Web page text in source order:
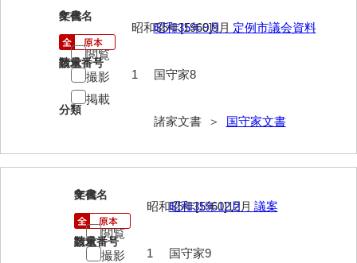
岡田学収集史料
岡藤家文書
岡本家文書（島根県）
岡本家文書（周防大島町）
尾崎家文書
尾崎家文書（防府市）
小沢家文書（阿東町）
8
文書名
昭和35年9月 定例市議会資料
請求番号
国守家8
分類
諸家文書 ＞ 国守家文書
年代
昭和35年[1960]9月
数量
1
閲覧
撮影
掲載
9
文書名
昭和35年12月 議案
請求番号
国守家9
年代
昭和35年[1960]12月
数量
1
閲覧
撮影